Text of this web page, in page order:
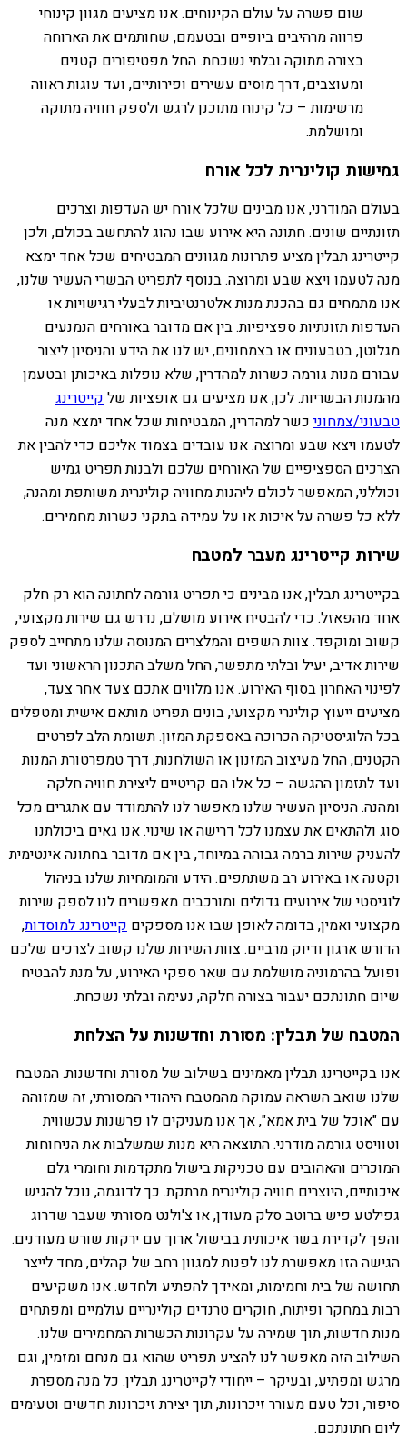
שום פשרה על עולם הקינוחים. אנו מציעים מגוון קינוחי
פרווה מרהיבים ביופיים ובטעמם, שחותמים את הארוחה
בצורה מתוקה ובלתי נשכחת. החל מפטיפורים קטנים
ומעוצבים, דרך מוסים עשירים ופירותיים, ועד עוגות ראווה
מרשימות – כל קינוח מתוכנן לרגש ולספק חוויה מתוקה
ומושלמת.
גמישות קולינרית לכל אורח
בעולם המודרני, אנו מבינים שלכל אורח יש העדפות וצרכים
תזונתיים שונים. חתונה היא אירוע שבו נהוג להתחשב בכולם, ולכן
קייטרינג תבלין מציע פתרונות מגוונים המבטיחים שכל אחד ימצא
מנה לטעמו ויצא שבע ומרוצה. בנוסף לתפריט הבשרי העשיר שלנו,
אנו מתמחים גם בהכנת מנות אלטרנטיביות לבעלי רגישויות או
העדפות תזונתיות ספציפיות. בין אם מדובר באורחים הנמנעים
מגלוטן, בטבעונים או בצמחונים, יש לנו את הידע והניסיון ליצור
עבורם מנות גורמה כשרות למהדרין, שלא נופלות באיכותן ובטעמן
מהמנות הבשריות. לכן, אנו מציעים גם אופציות שלקייטרינג
טבעוני/צמחוני כשר למהדרין, המבטיחות שכל אחד ימצא מנה
לטעמו ויצא שבע ומרוצה. אנו עובדים בצמוד אליכם כדי להבין את
הצרכים הספציפיים של האורחים שלכם ולבנות תפריט גמיש
וכוללני, המאפשר לכולם ליהנות מחוויה קולינרית משותפת ומהנה,
ללא כל פשרה על איכות או על עמידה בתקני כשרות מחמירים.
שירות קייטרינג מעבר למטבח
בקייטרינג תבלין, אנו מבינים כי תפריט גורמה לחתונה הוא רק חלק
אחד מהפאזל. כדי להבטיח אירוע מושלם, נדרש גם שירות מקצועי,
קשוב ומוקפד. צוות השפים והמלצרים המנוסה שלנו מתחייב לספק
שירות אדיב, יעיל ובלתי מתפשר, החל משלב התכנון הראשוני ועד
לפינוי האחרון בסוף האירוע. אנו מלווים אתכם צעד אחר צעד,
מציעים ייעוץ קולינרי מקצועי, בונים תפריט מותאם אישית ומטפלים
בכל הלוגיסטיקה הכרוכה באספקת המזון. תשומת הלב לפרטים
הקטנים, החל מעיצוב המזנון או השולחנות, דרך טמפרטורת המנות
ועד לתזמון ההגשה – כל אלו הם קריטיים ליצירת חוויה חלקה
ומהנה. הניסיון העשיר שלנו מאפשר לנו להתמודד עם אתגרים מכל
סוג ולהתאים את עצמנו לכל דרישה או שינוי. אנו גאים ביכולתנו
להעניק שירות ברמה גבוהה במיוחד, בין אם מדובר בחתונה אינטימית
וקטנה או באירוע רב משתתפים. הידע והמומחיות שלנו בניהול
לוגיסטי של אירועים גדולים ומורכבים מאפשרים לנו לספק שירות
מקצועי ואמין, בדומה לאופן שבו אנו מספקים קייטרינג למוסדות,
הדורש ארגון ודיוק מרביים. צוות השירות שלנו קשוב לצרכים שלכם
ופועל בהרמוניה מושלמת עם שאר ספקי האירוע, על מנת להבטיח
שיום חתונתכם יעבור בצורה חלקה, נעימה ובלתי נשכחת.
המטבח של תבלין: מסורת וחדשנות על הצלחת
אנו בקייטרינג תבלין מאמינים בשילוב של מסורת וחדשנות. המטבח
שלנו שואב השראה עמוקה מהמטבח היהודי המסורתי, זה שמזוהה
עם "אוכל של בית אמא", אך אנו מעניקים לו פרשנות עכשווית
וטוויסט גורמה מודרני. התוצאה היא מנות שמשלבות את הניחוחות
המוכרים והאהובים עם טכניקות בישול מתקדמות וחומרי גלם
איכותיים, היוצרים חוויה קולינרית מרתקת. כך לדוגמה, נוכל להגיש
גפילטע פיש ברוטב סלק מעודן, או צ'ולנט מסורתי שעבר שדרוג
והפך לקדירת בשר איכותית בבישול ארוך עם ירקות שורש מעודנים.
הגישה הזו מאפשרת לנו לפנות למגוון רחב של קהלים, מחד לייצר
תחושה של בית וחמימות, ומאידך להפתיע ולחדש. אנו משקיעים
רבות במחקר ופיתוח, חוקרים טרנדים קולינריים עולמיים ומפתחים
מנות חדשות, תוך שמירה על עקרונות הכשרות המחמירים שלנו.
השילוב הזה מאפשר לנו להציע תפריט שהוא גם מנחם ומזמין, וגם
מרגש ומפתיע, ובעיקר – ייחודי לקייטרינג תבלין. כל מנה מספרת
סיפור, וכל טעם מעורר זיכרונות, תוך יצירת זיכרונות חדשים וטעימים
ליום חתונתכם.